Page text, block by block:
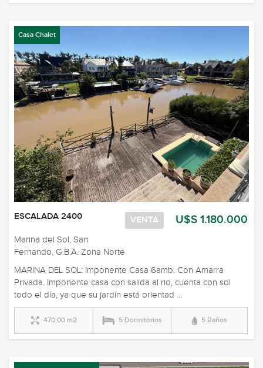
Casa Chalet
U$S 1.180.000
VENTA
ESCALADA 2400
Marina del Sol, San
Fernando, G.B.A. Zona Norte
MARINA DEL SOL: Imponente Casa 6amb. Con Amarra
Privada. Imponente casa con salida al rio, cuenta con sol
todo el día, ya que su jardín está orientad ...
470,00 m2 5 Dormitorios 5 Baños